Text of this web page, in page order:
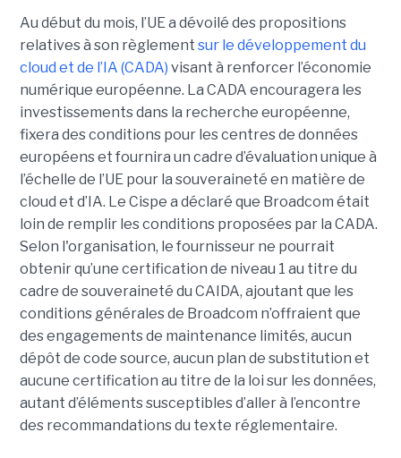
Au début du mois, l’UE a dévoilé des propositions
relatives à son règlement sur le développement du
cloud et de l’IA (CADA) visant à renforcer l’économie
numérique européenne. La CADA encouragera les
investissements dans la recherche européenne,
fixera des conditions pour les centres de données
européens et fournira un cadre d’évaluation unique à
l’échelle de l’UE pour la souveraineté en matière de
cloud et d’IA. Le Cispe a déclaré que Broadcom était
loin de remplir les conditions proposées par la CADA.
Selon l'organisation, le fournisseur ne pourrait
obtenir qu’une certification de niveau 1 au titre du
cadre de souveraineté du CAIDA, ajoutant que les
conditions générales de Broadcom n’offraient que
des engagements de maintenance limités, aucun
dépôt de code source, aucun plan de substitution et
aucune certification au titre de la loi sur les données,
autant d’éléments susceptibles d’aller à l’encontre
des recommandations du texte réglementaire.